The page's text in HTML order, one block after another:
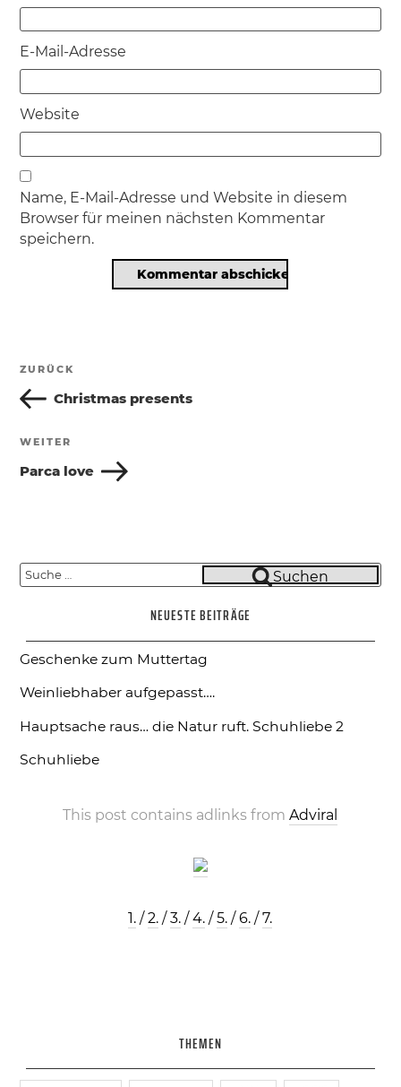
E-Mail-Adresse
Website
Name, E-Mail-Adresse und Website in diesem
Browser für meinen nächsten Kommentar
speichern.
Beitragsnavigation
Vorheriger
Beitrag
ZURÜCK
Christmas presents
Nächster
Beitrag
WEITER
Parca love
Suche
Suchen
NEUESTE BEITRÄGE
Geschenke zum Muttertag
Weinliebhaber aufgepasst….
Hauptsache raus… die Natur ruft. Schuhliebe 2
Schuhliebe
This post contains adlinks fromAdviral
1. /2. /3. /4. /5. /6. /7.
THEMEN